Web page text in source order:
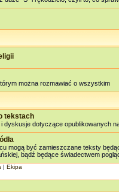
można rozmawiać o wszystkim
tekstach
i dyskusje dotyczące opublikowanych
mogą być zamieszczane teksty
bądź będące świadectwem
| Ekipa